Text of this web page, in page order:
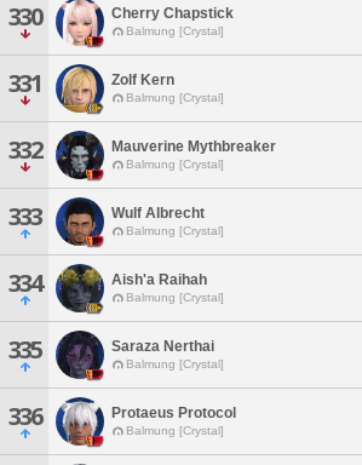
330 Cherry Chapstick
Balmung [Crystal]
331 Zolf Kern
Balmung [Crystal]
332 Mauverine Mythbreaker
Balmung [Crystal]
333 Wulf Albrecht
Balmung [Crystal]
334 Aish'a Raihah
Balmung [Crystal]
335 Saraza Nerthai
Balmung [Crystal]
336 Protaeus Protocol
Balmung [Crystal]